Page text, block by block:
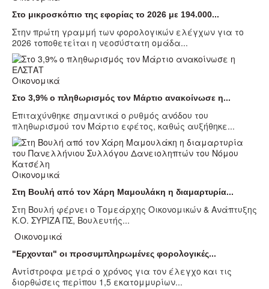
Στο μικροσκόπιο της εφορίας το 2026 με 194.000...
Στην πρώτη γραμμή των φορολογικών ελέγχων για το
2026 τοποθετείται η νεοσύστατη ομάδα...
Οικονομικά
Στο 3,9% ο πληθωρισμός τον Μάρτιο ανακοίνωσε η...
Επιταχύνθηκε σημαντικά ο ρυθμός ανόδου του
πληθωρισμού τον Μάρτιο εφέτος, καθώς αυξήθηκε...
Οικονομικά
Στη Βουλή από τον Χάρη Μαμουλάκη η διαμαρτυρία...
Στη Βουλή φέρνει ο Τομεάρχης Οικονομικών & Ανάπτυξης
Κ.Ο. ΣΥΡΙΖΑ ΠΣ, Βουλευτής...
Οικονομικά
"Ερχονται" οι προσυμπληρωμένες φορολογικές...
Αντίστροφα μετρά ο χρόνος για τον έλεγχο και τις
διορθώσεις περίπου 1,5 εκατομμυρίων...